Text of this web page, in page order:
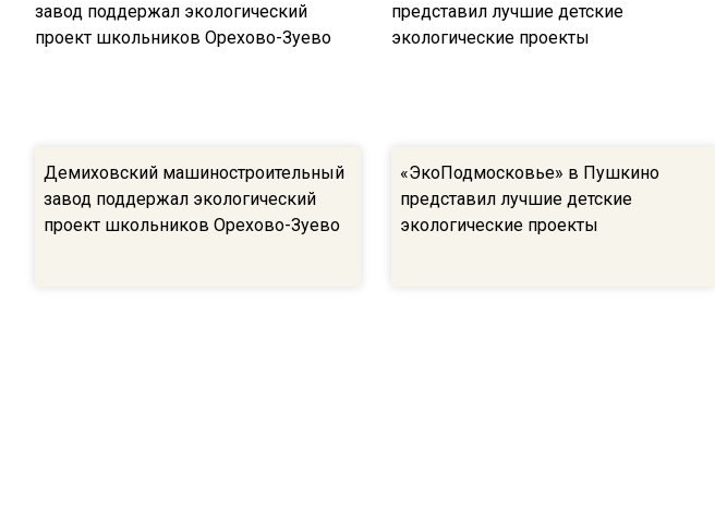
Демиховский машиностроительный
завод поддержал экологический
проект школьников Орехово-Зуево
«ЭкоПодмосковье» в Пушкино
представил лучшие детские
экологические проекты